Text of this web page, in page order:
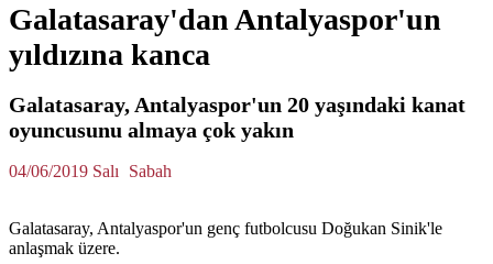
Galatasaray'dan Antalyaspor'un
yıldızına kanca
Galatasaray, Antalyaspor'un 20 yaşındaki kanat
oyuncusunu almaya çok yakın
04/06/2019 Salı Sabah
Galatasaray, Antalyaspor'un genç futbolcusu Doğukan Sinik'le
anlaşmak üzere.